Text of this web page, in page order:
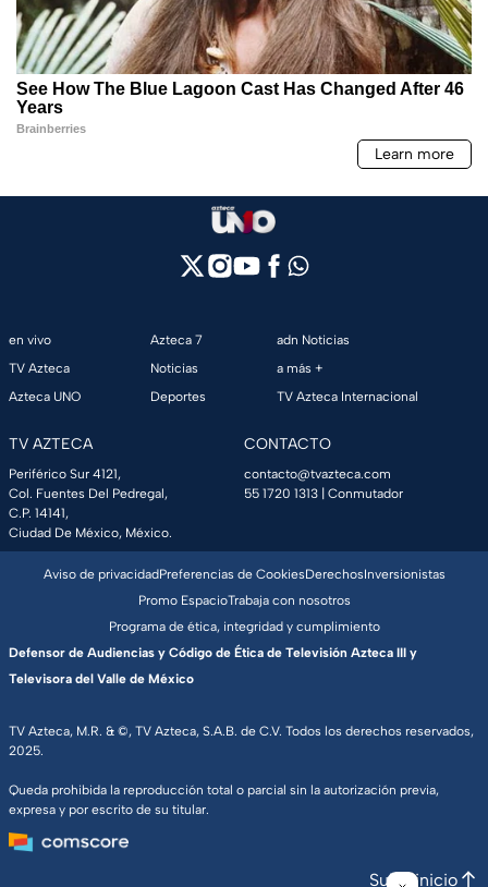
en vivo
TV Azteca
Azteca UNO
Azteca 7
Noticias
Deportes
adn Noticias
a más +
TV Azteca Internacional
TV AZTECA
Periférico Sur 4121,
Col. Fuentes Del Pedregal,
C.P. 14141,
Ciudad De México, México.
CONTACTO
contacto@tvazteca.com
55 1720 1313 | Conmutador
TV Azteca, M.R. & ©, TV Azteca, S.A.B. de C.V. Todos los derechos reservados,
2025.
Queda prohibida la reproducción total o parcial sin la autorización previa,
expresa y por escrito de su titular.
Aviso de privacidadPreferencias de CookiesDerechosInversionistas
Promo EspacioTrabaja con nosotros
Programa de ética, integridad y cumplimiento
Defensor de Audiencias y Código de Ética de Televisión Azteca III y
Televisora del Valle de México
Subir inicio